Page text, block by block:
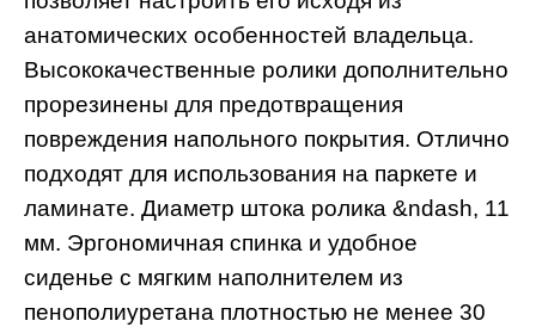
анатомических особенностей владельца.
Высококачественные ролики дополнительно
прорезинены для предотвращения
повреждения напольного покрытия. Отлично
подходят для использования на паркете и
ламинате. Диаметр штока ролика &ndash, 11
мм. Эргономичная спинка и удобное
сиденье с мягким наполнителем из
пенополиуретана плотностью не менее 30